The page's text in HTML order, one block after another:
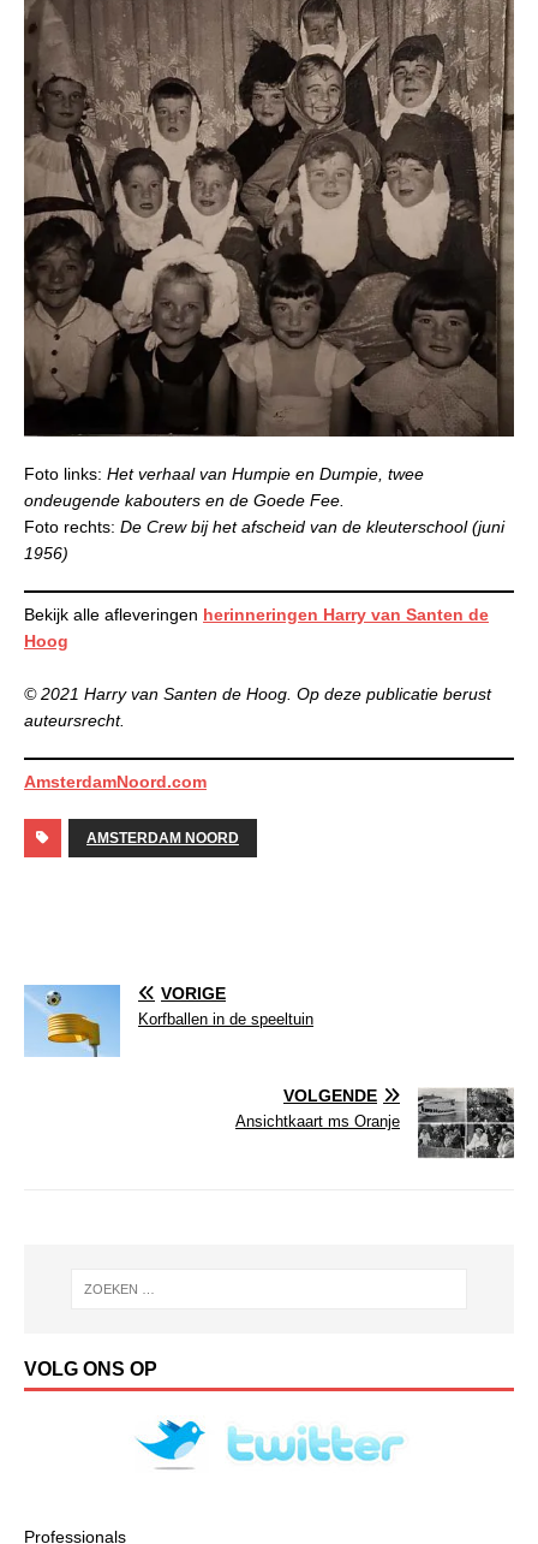
Foto links: Het verhaal van Humpie en Dumpie, twee
ondeugende kabouters en de Goede Fee.
Foto rechts: De Crew bij het afscheid van de kleuterschool (juni
1956)
Bekijk alle afleveringen herinneringen Harry van Santen de
Hoog
© 2021 Harry van Santen de Hoog. Op deze publicatie berust
auteursrecht.
AmsterdamNoord.com
AMSTERDAM NOORD
VORIGE
Korfballen in de speeltuin
VOLGENDE
Ansichtkaart ms Oranje
VOLG ONS OP
Professionals